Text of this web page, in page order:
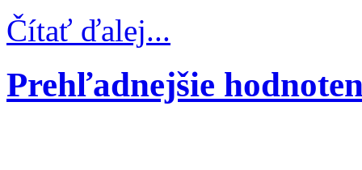
Čítať ďalej...
Prehľadnejšie